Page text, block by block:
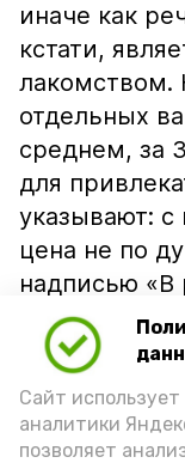
Сайт
аналитики
позволяет
иначе как
кстати,
лакомством.
отдельных
среднем, за
для
указывают: с
цена не по
надписью «В